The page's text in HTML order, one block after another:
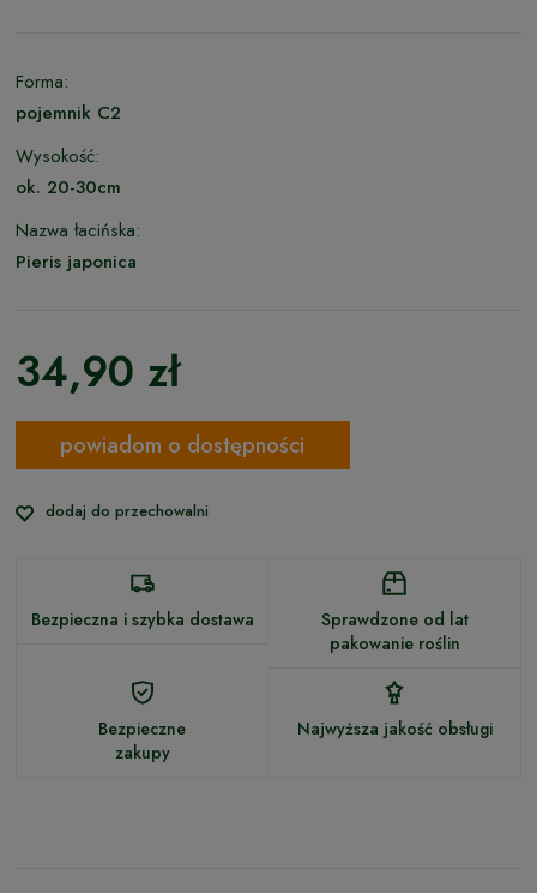
Forma:
pojemnik C2
Wysokość:
ok. 20-30cm
Nazwa łacińska:
Pieris japonica
34,90 zł
powiadom o dostępności
dodaj do przechowalni
Bezpieczna i szybka dostawa
Sprawdzone od lat
pakowanie roślin
Bezpieczne
zakupy
Najwyższa jakość obsługi